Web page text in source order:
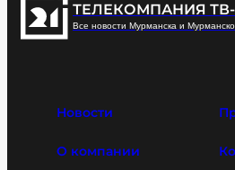
ТЕЛЕКОМПАНИЯ ТВ-
Все новости Мурманска и
Новости
О компании